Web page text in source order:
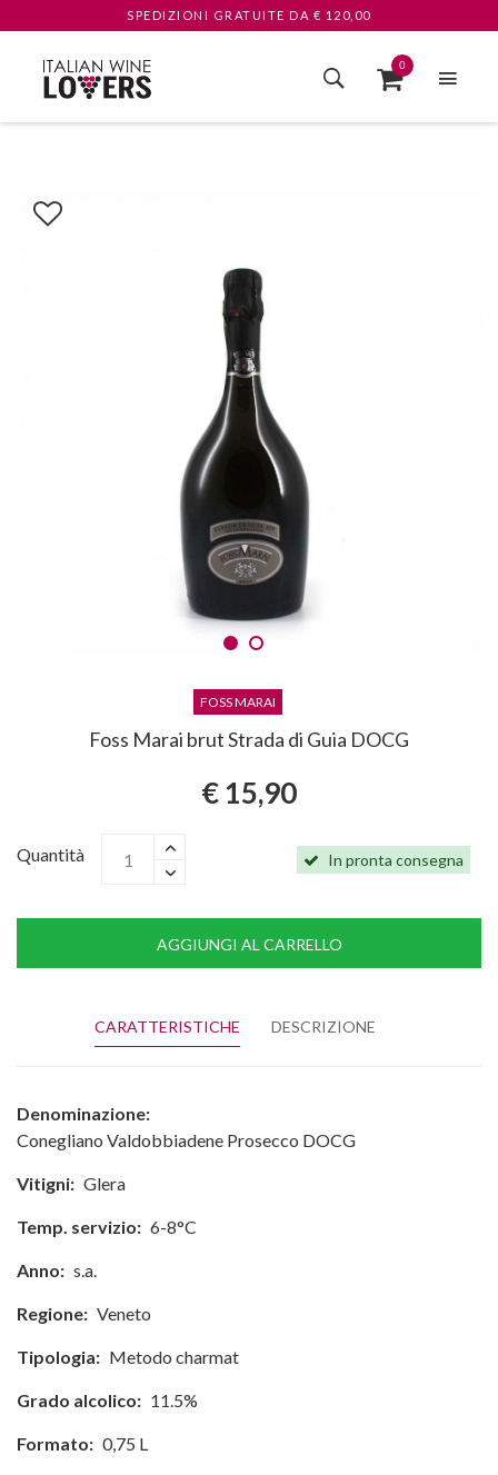
SPEDIZIONI GRATUITE DA € 120,00
0
FOSS MARAI
Foss Marai brut Strada di Guia DOCG
€ 15,90
Quantità In pronta consegna
AGGIUNGI AL CARRELLO
CARATTERISTICHE DESCRIZIONE
Denominazione:
Conegliano Valdobbiadene Prosecco DOCG
Vitigni: Glera
Temp. servizio: 6-8°C
Anno: s.a.
Regione: Veneto
Tipologia: Metodo charmat
Grado alcolico: 11.5%
Formato: 0,75 L